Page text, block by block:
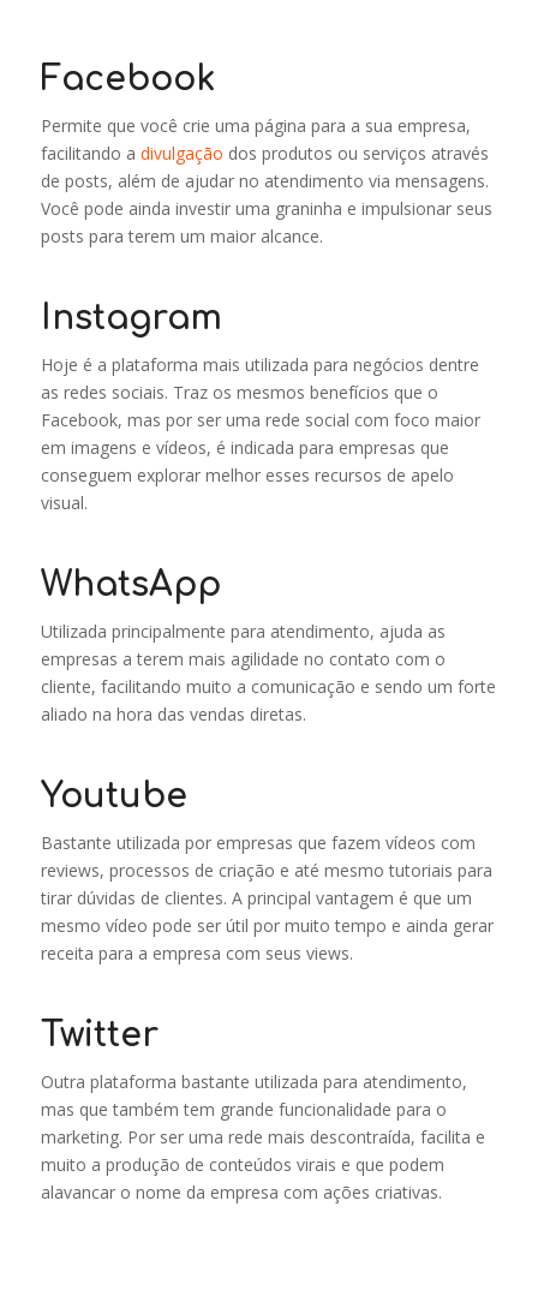
Facebook
Permite que você crie uma página para a sua empresa,
facilitando a divulgação dos produtos ou serviços através
de posts, além de ajudar no atendimento via mensagens.
Você pode ainda investir uma graninha e impulsionar seus
posts para terem um maior alcance.
Instagram
Hoje é a plataforma mais utilizada para negócios dentre
as redes sociais. Traz os mesmos benefícios que o
Facebook, mas por ser uma rede social com foco maior
em imagens e vídeos, é indicada para empresas que
conseguem explorar melhor esses recursos de apelo
visual.
WhatsApp
Utilizada principalmente para atendimento, ajuda as
empresas a terem mais agilidade no contato com o
cliente, facilitando muito a comunicação e sendo um forte
aliado na hora das vendas diretas.
Youtube
Bastante utilizada por empresas que fazem vídeos com
reviews, processos de criação e até mesmo tutoriais para
tirar dúvidas de clientes. A principal vantagem é que um
mesmo vídeo pode ser útil por muito tempo e ainda gerar
receita para a empresa com seus views.
Twitter
Outra plataforma bastante utilizada para atendimento,
mas que também tem grande funcionalidade para o
marketing. Por ser uma rede mais descontraída, facilita e
muito a produção de conteúdos virais e que podem
alavancar o nome da empresa com ações criativas.